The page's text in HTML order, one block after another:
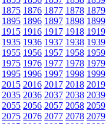
1875 1876 1877 1878 1879
1895 1896 1897 1898 1899
1915 1916 1917 1918 1919
1935 1936 1937 1938 1939
1955 1956 1957 1958 1959
1975 1976 1977 1978 1979
1995 1996 1997 1998 1999
2015 2016 2017 2018 2019
2035 2036 2037 2038 2039
2055 2056 2057 2058 2059
2075 2076 2077 2078 2079